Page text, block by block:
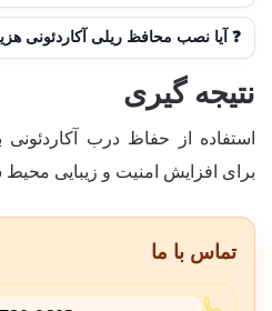
❓ آیا نصب محافظ ریلی آکاردئونی
نتیجه گیری
استفاده از حفاظ درب
برای افزایش امنیت و زیبایی
تماس با ما